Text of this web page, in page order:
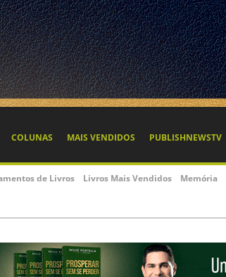
COLUNAS MAIS VENDIDOS PUBLISHNEWSTV
de Livros Livros Mais Vendidos Memória